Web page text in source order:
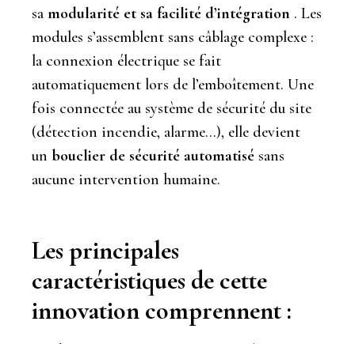
sa modularité et sa facilité d’intégration . Les
modules s’assemblent sans câblage complexe :
la connexion électrique se fait
automatiquement lors de l’emboîtement. Une
fois connectée au système de sécurité du site
(détection incendie, alarme…), elle devient
un bouclier de sécurité automatisé sans
aucune intervention humaine.
Les principales
caractéristiques de cette
innovation comprennent :